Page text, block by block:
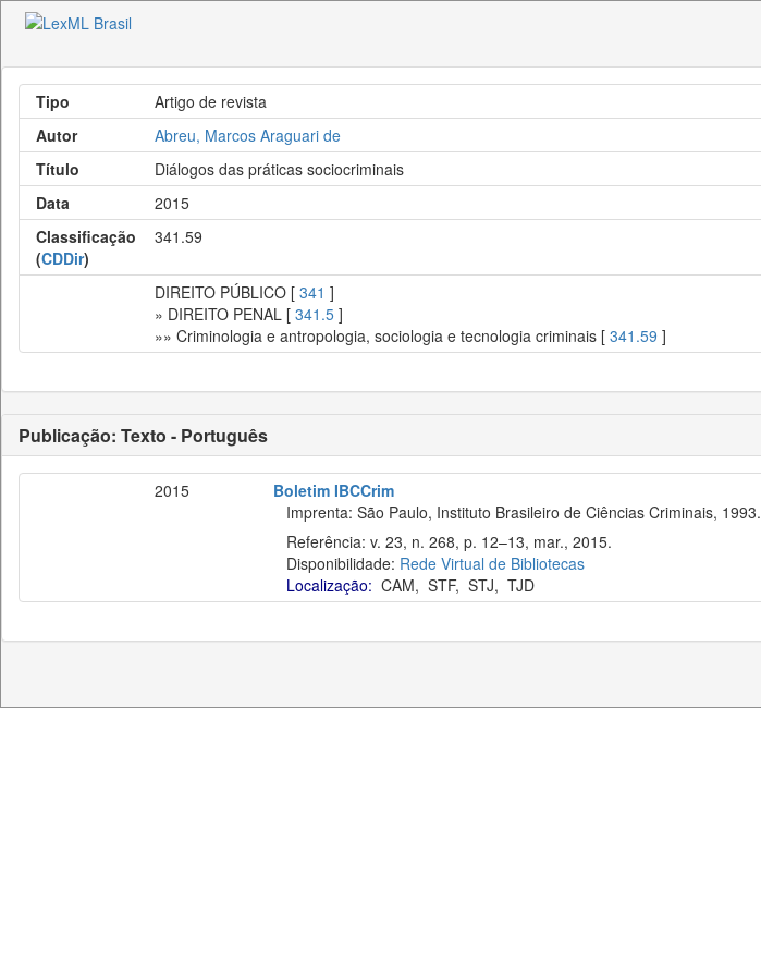
Tipo
Artigo de revista
Autor
Abreu, Marcos Araguari de
Título
Diálogos das práticas sociocriminais
Data
2015
Classificação
(CDDir)
341.59
DIREITO PÚBLICO [ 341 ]
» DIREITO PENAL [ 341.5 ]
»» Criminologia e antropologia, sociologia e tecnologia criminais [ 341.59 ]
Publicação: Texto - Português
2015
Boletim IBCCrim
Imprenta: São Paulo, Instituto Brasileiro de Ciências Criminais, 1993.
Referência: v. 23, n. 268, p. 12–13, mar., 2015.
Disponibilidade: Rede Virtual de Bibliotecas
Localização: CAM, STF, STJ, TJD